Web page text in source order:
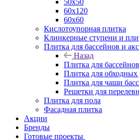
50х50
60х120
60х60
Кислотоупорная плитка
Клинкерные ступени и
Плитка для бассейнов и
Назад
Плитка для
Плитка для
Плитка для чаши
Решетки для
Плитка для пола
Фасадная плитка
Акции
Бренды
Готовые проекты